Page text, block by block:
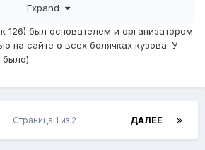
это исправить надо полмашины
нет. Если она ржавая, дальше можно
или хреновый новодел. Так как-
Expand
126) был основателем и организатором
на сайте о всех болячках кузова. У
было)
ДАЛЕЕ
Страница 1 из 2